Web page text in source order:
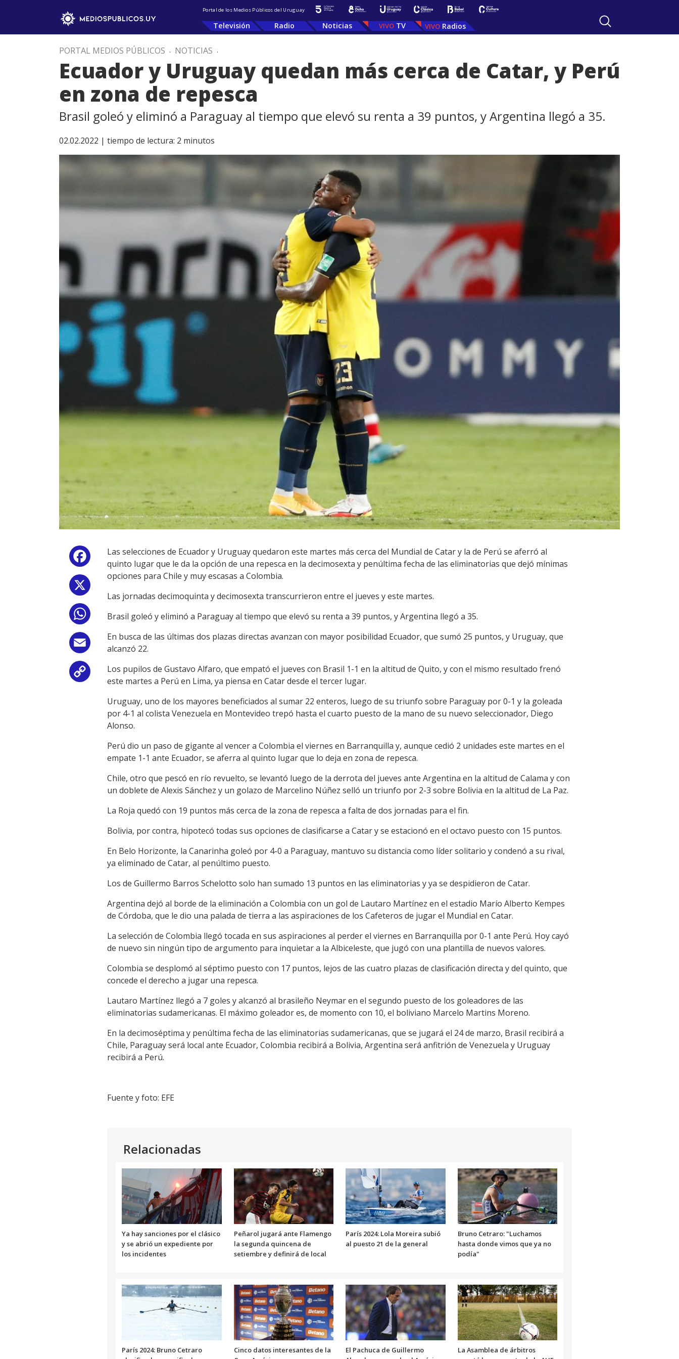
Portal de los Medios Públicos del Uruguay
Televisión Radio Noticias TV Radios
PORTAL MEDIOS PÚBLICOS . NOTICIAS .
Ecuador y Uruguay quedan más cerca de Catar, y Perú
en zona de repesca
Brasil goleó y eliminó a Paraguay al tiempo que elevó su renta a 39 puntos, y Argentina llegó a 35.
02.02.2022 | tiempo de lectura: 2 minutos
Facebook
WhatsApp
Email
Copy
Las selecciones de Ecuador y Uruguay quedaron este martes más cerca del Mundial de Catar y la de Perú se aferró al
quinto lugar que le da la opción de una repesca en la decimosexta y penúltima fecha de las eliminatorias que dejó mínimas
opciones para Chile y muy escasas a Colombia.
Las jornadas decimoquinta y decimosexta transcurrieron entre el jueves y este martes.
Brasil goleó y eliminó a Paraguay al tiempo que elevó su renta a 39 puntos, y Argentina llegó a 35.
En busca de las últimas dos plazas directas avanzan con mayor posibilidad Ecuador, que sumó 25 puntos, y Uruguay, que
alcanzó 22.
Los pupilos de Gustavo Alfaro, que empató el jueves con Brasil 1-1 en la altitud de Quito, y con el mismo resultado frenó
este martes a Perú en Lima, ya piensa en Catar desde el tercer lugar.
Uruguay, uno de los mayores beneficiados al sumar 22 enteros, luego de su triunfo sobre Paraguay por 0-1 y la goleada
por 4-1 al colista Venezuela en Montevideo trepó hasta el cuarto puesto de la mano de su nuevo seleccionador, Diego
Alonso.
Perú dio un paso de gigante al vencer a Colombia el viernes en Barranquilla y, aunque cedió 2 unidades este martes en el
empate 1-1 ante Ecuador, se aferra al quinto lugar que lo deja en zona de repesca.
Chile, otro que pescó en río revuelto, se levantó luego de la derrota del jueves ante Argentina en la altitud de Calama y con
un doblete de Alexis Sánchez y un golazo de Marcelino Núñez selló un triunfo por 2-3 sobre Bolivia en la altitud de La Paz.
La Roja quedó con 19 puntos más cerca de la zona de repesca a falta de dos jornadas para el fin.
Bolivia, por contra, hipotecó todas sus opciones de clasificarse a Catar y se estacionó en el octavo puesto con 15 puntos.
En Belo Horizonte, la Canarinha goleó por 4-0 a Paraguay, mantuvo su distancia como líder solitario y condenó a su rival,
ya eliminado de Catar, al penúltimo puesto.
Los de Guillermo Barros Schelotto solo han sumado 13 puntos en las eliminatorias y ya se despidieron de Catar.
Argentina dejó al borde de la eliminación a Colombia con un gol de Lautaro Martínez en el estadio Marío Alberto Kempes
de Córdoba, que le dio una palada de tierra a las aspiraciones de los Cafeteros de jugar el Mundial en Catar.
La selección de Colombia llegó tocada en sus aspiraciones al perder el viernes en Barranquilla por 0-1 ante Perú. Hoy cayó
de nuevo sin ningún tipo de argumento para inquietar a la Albiceleste, que jugó con una plantilla de nuevos valores.
Colombia se desplomó al séptimo puesto con 17 puntos, lejos de las cuatro plazas de clasificación directa y del quinto, que
concede el derecho a jugar una repesca.
Lautaro Martínez llegó a 7 goles y alcanzó al brasileño Neymar en el segundo puesto de los goleadores de las
eliminatorias sudamericanas. El máximo goleador es, de momento con 10, el boliviano Marcelo Martins Moreno.
En la decimoséptima y penúltima fecha de las eliminatorias sudamericanas, que se jugará el 24 de marzo, Brasil recibirá a
Chile, Paraguay será local ante Ecuador, Colombia recibirá a Bolivia, Argentina será anfitrión de Venezuela y Uruguay
recibirá a Perú.
Fuente y foto: EFE
Relacionadas
Ya hay sanciones por el clásico
y se abrió un expediente por
los incidentes
Peñarol jugará ante Flamengo
la segunda quincena de
setiembre y definirá de local
París 2024: Lola Moreira subió
al puesto 21 de la general
Bruno Cetraro: "Luchamos
hasta donde vimos que ya no
podía"
París 2024: Bruno Cetraro
Cinco datos interesantes de la
El Pachuca de Guillermo
La Asamblea de árbitros